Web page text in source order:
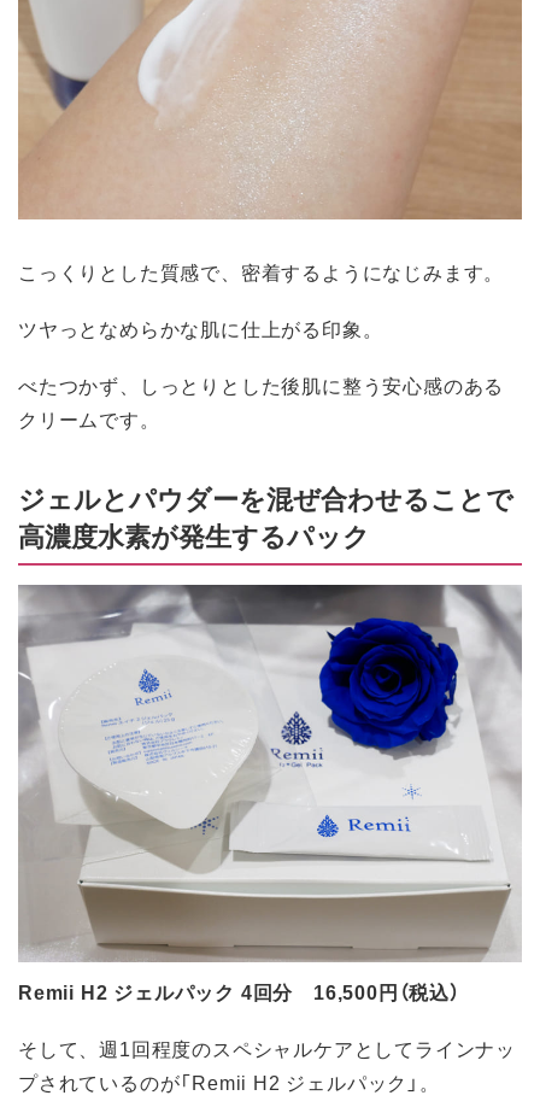
こっくりとした質感で、密着するようになじみます。
ツヤっとなめらかな肌に仕上がる印象。
べたつかず、しっとりとした後肌に整う安心感のある
クリームです。
ジェルとパウダーを混ぜ合わせることで
高濃度水素が発生するパック
Remii H2 ジェルパック 4回分 16,500円（税込）
そして、週1回程度のスペシャルケアとしてラインナッ
プされているのが「Remii H2 ジェルパック」。